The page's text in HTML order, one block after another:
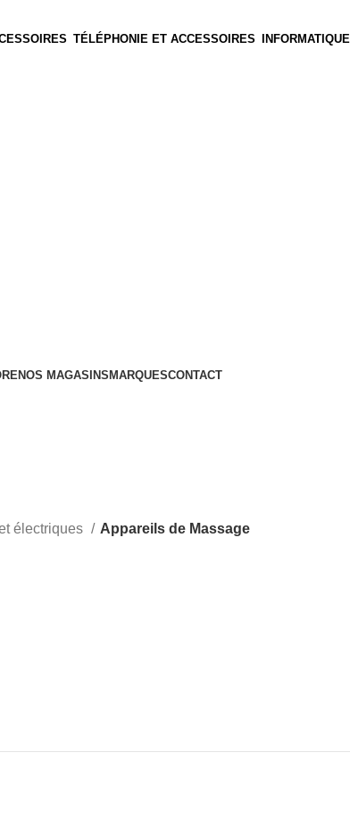
TÉLÉPHONIE ET ACCESSOIRES INFORMATIQUE
NOS MAGASINSMARQUESCONTACT
électriques
Appareils de Massage